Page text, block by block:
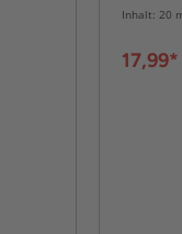
Inhalt: 20
17,99*